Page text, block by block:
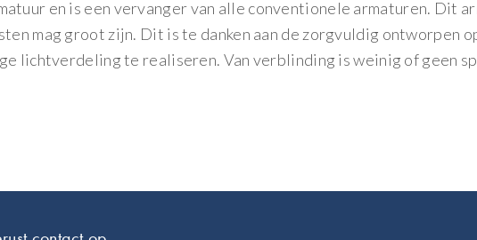
en is een vervanger van alle conventionele armaturen. Dit
mag groot zijn. Dit is te danken aan de zorgvuldig ontworpen
lichtverdeling te realiseren. Van verblinding is weinig of geen